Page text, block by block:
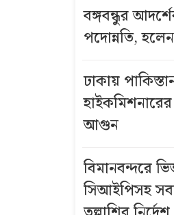
বঙ্গবন্ধুর
পদোন্নতি,
ঢাকায়
আগুন
বিমানবন্দরে
সিআইপিসহ